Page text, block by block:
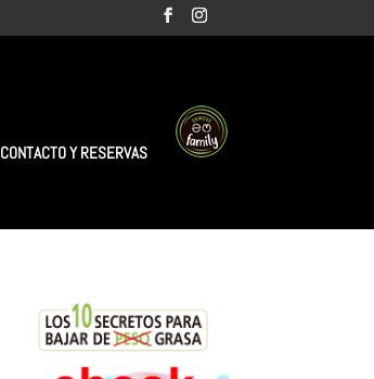
CONTACTO Y RESERVAS